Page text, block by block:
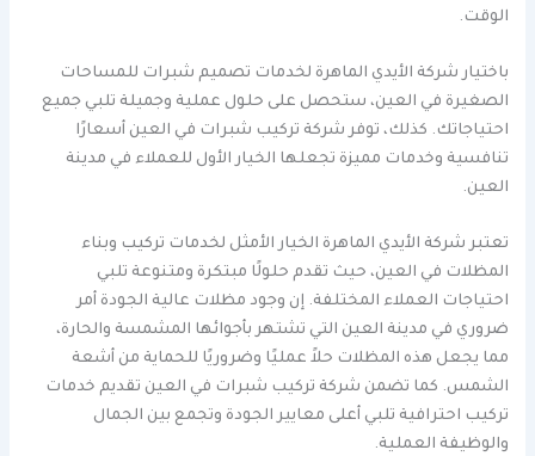
الوقت.
باختيار شركة الأيدي الماهرة لخدمات تصميم شبرات للمساحات
الصغيرة في العين، ستحصل على حلول عملية وجميلة تلبي جميع
احتياجاتك. كذلك، توفر شركة تركيب شبرات في العين أسعارًا
تنافسية وخدمات مميزة تجعلها الخيار الأول للعملاء في مدينة
العين.
تعتبر شركة الأيدي الماهرة الخيار الأمثل لخدمات تركيب وبناء
المظلات في العين، حيث تقدم حلولًا مبتكرة ومتنوعة تلبي
احتياجات العملاء المختلفة. إن وجود مظلات عالية الجودة أمر
ضروري في مدينة العين التي تشتهر بأجوائها المشمسة والحارة،
مما يجعل هذه المظلات حلاً عمليًا وضروريًا للحماية من أشعة
الشمس. كما تضمن شركة تركيب شبرات في العين تقديم خدمات
تركيب احترافية تلبي أعلى معايير الجودة وتجمع بين الجمال
والوظيفة العملية.